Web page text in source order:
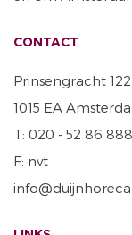
CONTACT
Prinsengracht 122
1015 EA
T: 020 - 52 86 888
F: nvt